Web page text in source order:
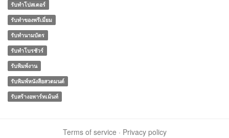
รับทำโปสเตอร์
รับทําของพรีเมี่ยม
รับทํานามบัตร
รับทําโบรชัวร์
รับพิมพ์งาน
รับพิมพ์หนังสือสวดมนต์
รับสร้างอพาร์ทเม้นท์
Terms of service · Privacy policy